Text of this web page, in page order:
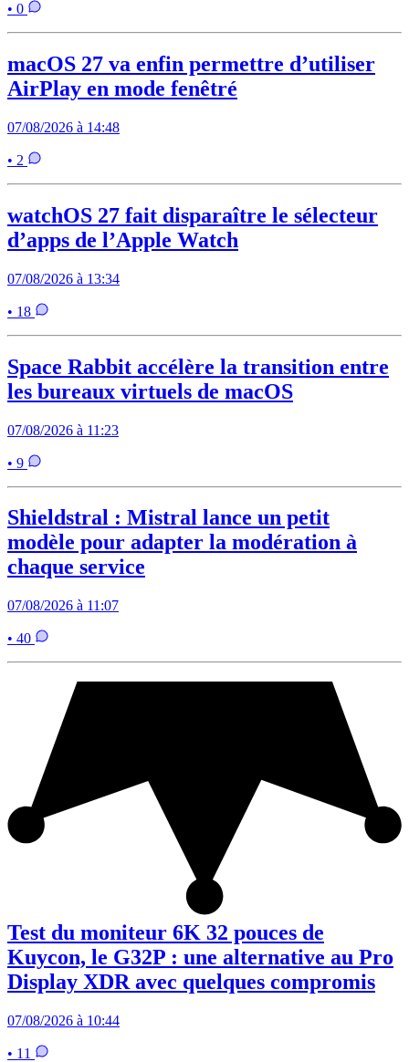
• 0
macOS 27 va enfin permettre d’utiliser
AirPlay en mode fenêtré
07/08/2026 à 14:48
• 2
watchOS 27 fait disparaître le sélecteur
d’apps de l’Apple Watch
07/08/2026 à 13:34
• 18
Space Rabbit accélère la transition entre
les bureaux virtuels de macOS
07/08/2026 à 11:23
• 9
Shieldstral : Mistral lance un petit
modèle pour adapter la modération à
chaque service
07/08/2026 à 11:07
• 40
Test du moniteur 6K 32 pouces de
Kuycon, le G32P : une alternative au Pro
Display XDR avec quelques compromis
07/08/2026 à 10:44
• 11